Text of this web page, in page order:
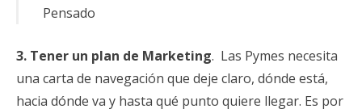
Pensado
3. Tener un plan de Marketing. Las Pymes necesita
una carta de navegación que deje claro, dónde está,
hacia dónde va y hasta qué punto quiere llegar. Es por